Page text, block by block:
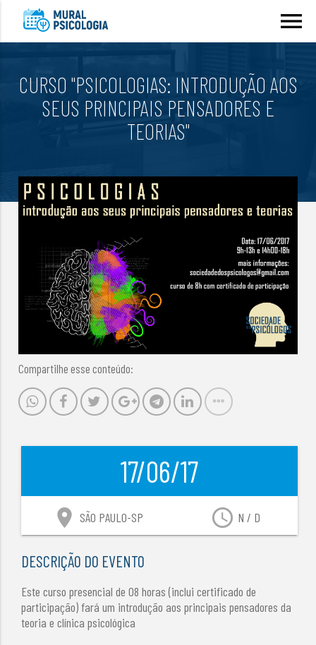
menu
CURSO "PSICOLOGIAS: INTRODUÇÃO AOS
SEUS PRINCIPAIS PENSADORES E
TEORIAS"
Compartilhe esse conteúdo:
17/06/17
access_time N / D
location_on SÃO PAULO-SP
DESCRIÇÃO DO EVENTO
Este curso presencial de 08 horas (inclui certificado de
participação) fará um introdução aos principais pensadores da
teoria e clínica psicológica